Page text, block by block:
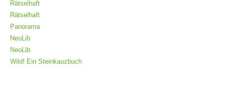
Rätselhaft
Rätselhaft
Panorama
NeoLib
NeoLib
Wild! Ein Steinkauzbuch